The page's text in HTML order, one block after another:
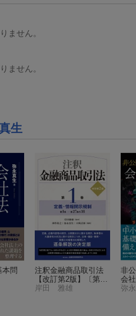
ません。
ません。
生
本問
注釈金融商品取引法
【改訂第2版】〔第1
巻〕定義・情報開示
岸田 雅雄
非
会
弥